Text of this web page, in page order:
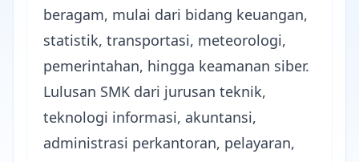
beragam, mulai dari bidang keuangan,
statistik, transportasi, meteorologi,
pemerintahan, hingga keamanan siber.
Lulusan SMK dari jurusan teknik,
teknologi informasi, akuntansi,
administrasi perkantoran, pelayaran,